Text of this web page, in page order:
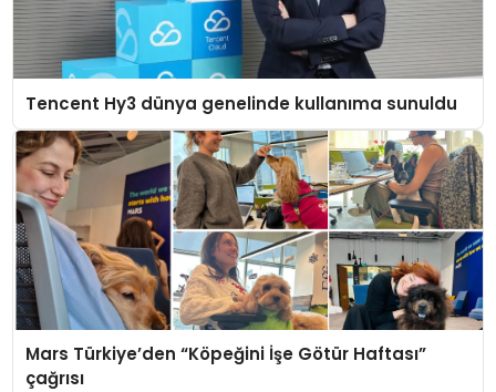
Tencent Hy3 dünya genelinde kullanıma sunuldu
Mars Türkiye’den “Köpeğini İşe Götür Haftası”
çağrısı